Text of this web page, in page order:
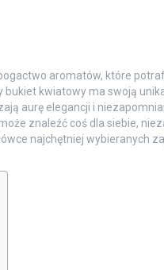
aromatów, które
bukiet kwiatowy ma swoją
aurę elegancji i
znaleźć coś dla siebie,
najchętniej wybieranych